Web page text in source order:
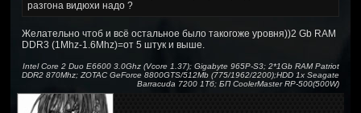
разгона видюхи надо ?
Желательно чтоб и всё остальное было такогоже уровня))2 Gb RAM
DDR3 (1Mhz-1.6Mhz)=от 5 штук и выше.
Intel Core 2 Duo E6600 3.0Ghz (Vcore 1.37); Gigabyte 965P-S3; 2*1Gb RAM Patriot
DDR2 870Mhz; ZOTAC GeForce 8800GTS/512Mb (775/1962/2200);HDD 1x Seagate
Barracuda 7200 1Тб; БП CoolerMaster RP-500(500W)